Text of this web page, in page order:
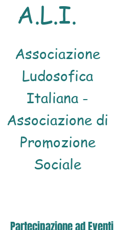
A.L.I.
Associazione
Ludosofica
Italiana -
Associazione di
Promozione
Sociale
Partecipazione ad Eventi